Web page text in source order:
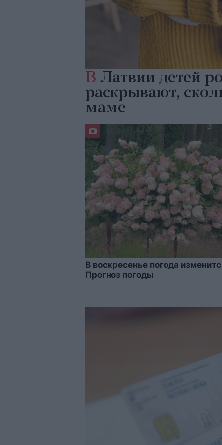
В Латвии детей
раскрывают,
маме
В воскресенье погода
Прогноз погоды